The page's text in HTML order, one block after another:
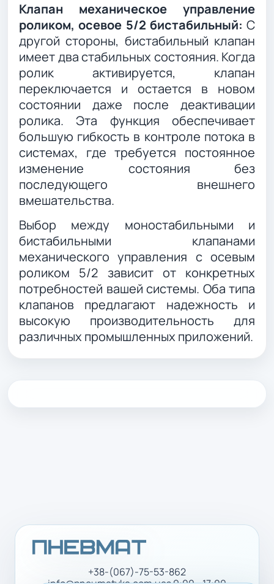
Клапан механическое управление
роликом, осевое 5/2 бистабильный: С
другой стороны, бистабильный клапан
имеет два стабильных состояния. Когда
ролик активируется, клапан
переключается и остается в новом
состоянии даже после деактивации
ролика. Эта функция обеспечивает
большую гибкость в контроле потока в
системах, где требуется постоянное
изменение состояния без
последующего внешнего
вмешательства.
Выбор между моностабильными и
бистабильными клапанами
механического управления с осевым
роликом 5/2 зависит от конкретных
потребностей вашей системы. Оба типа
клапанов предлагают надежность и
высокую производительность для
различных промышленных приложений.
+38-(067)-75-53-862